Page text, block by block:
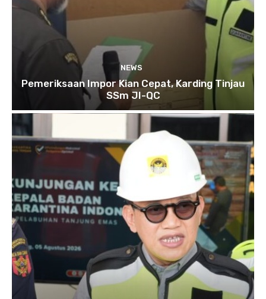
NEWS
Pemeriksaan Impor Kian Cepat, Karding Tinjau
SSm JI-QC